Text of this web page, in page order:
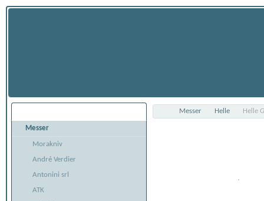
Messer
Morakniv
André Verdier
Antonini srl
ATK
Messer Helle Helle